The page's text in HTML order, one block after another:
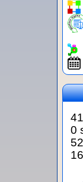
0